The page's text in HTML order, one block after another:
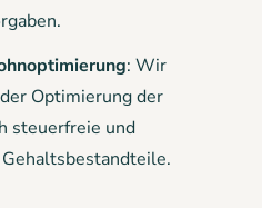
: Wir
Optimierung der
steuerfreie und